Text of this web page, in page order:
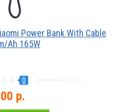
Power Bank With Cable
Ah 165W
0
р.